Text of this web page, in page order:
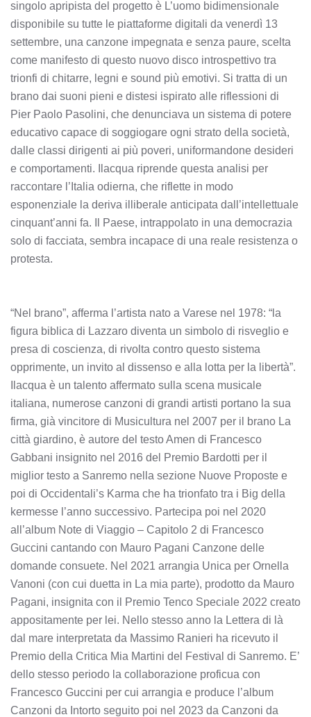
singolo apripista del progetto è L’uomo bidimensionale
disponibile su tutte le piattaforme digitali da venerdì 13
settembre, una canzone impegnata e senza paure, scelta
come manifesto di questo nuovo disco introspettivo tra
trionfi di chitarre, legni e sound più emotivi. Si tratta di un
brano dai suoni pieni e distesi ispirato alle riflessioni di
Pier Paolo Pasolini, che denunciava un sistema di potere
educativo capace di soggiogare ogni strato della società,
dalle classi dirigenti ai più poveri, uniformandone desideri
e comportamenti. Ilacqua riprende questa analisi per
raccontare l’Italia odierna, che riflette in modo
esponenziale la deriva illiberale anticipata dall’intellettuale
cinquant’anni fa. Il Paese, intrappolato in una democrazia
solo di facciata, sembra incapace di una reale resistenza o
protesta.
“Nel brano”, afferma l’artista nato a Varese nel 1978: “la
figura biblica di Lazzaro diventa un simbolo di risveglio e
presa di coscienza, di rivolta contro questo sistema
opprimente, un invito al dissenso e alla lotta per la libertà”.
Ilacqua è un talento affermato sulla scena musicale
italiana, numerose canzoni di grandi artisti portano la sua
firma, già vincitore di Musicultura nel 2007 per il brano La
città giardino, è autore del testo Amen di Francesco
Gabbani insignito nel 2016 del Premio Bardotti per il
miglior testo a Sanremo nella sezione Nuove Proposte e
poi di Occidentali’s Karma che ha trionfato tra i Big della
kermesse l’anno successivo. Partecipa poi nel 2020
all’album Note di Viaggio – Capitolo 2 di Francesco
Guccini cantando con Mauro Pagani Canzone delle
domande consuete. Nel 2021 arrangia Unica per Ornella
Vanoni (con cui duetta in La mia parte), prodotto da Mauro
Pagani, insignita con il Premio Tenco Speciale 2022 creato
appositamente per lei. Nello stesso anno la Lettera di là
dal mare interpretata da Massimo Ranieri ha ricevuto il
Premio della Critica Mia Martini del Festival di Sanremo. E’
dello stesso periodo la collaborazione proficua con
Francesco Guccini per cui arrangia e produce l’album
Canzoni da Intorto seguito poi nel 2023 da Canzoni da